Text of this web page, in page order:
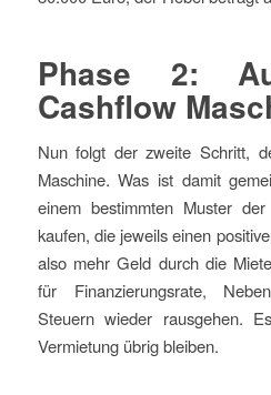
Phase 2:
Cashflow
Nun folgt der zweite Schritt,
Maschine. Was ist damit
einem bestimmten Muster
kaufen, die jeweils einen
also mehr Geld durch die
für Finanzierungsrate,
Steuern wieder rausgehen.
Vermietung übrig bleiben.